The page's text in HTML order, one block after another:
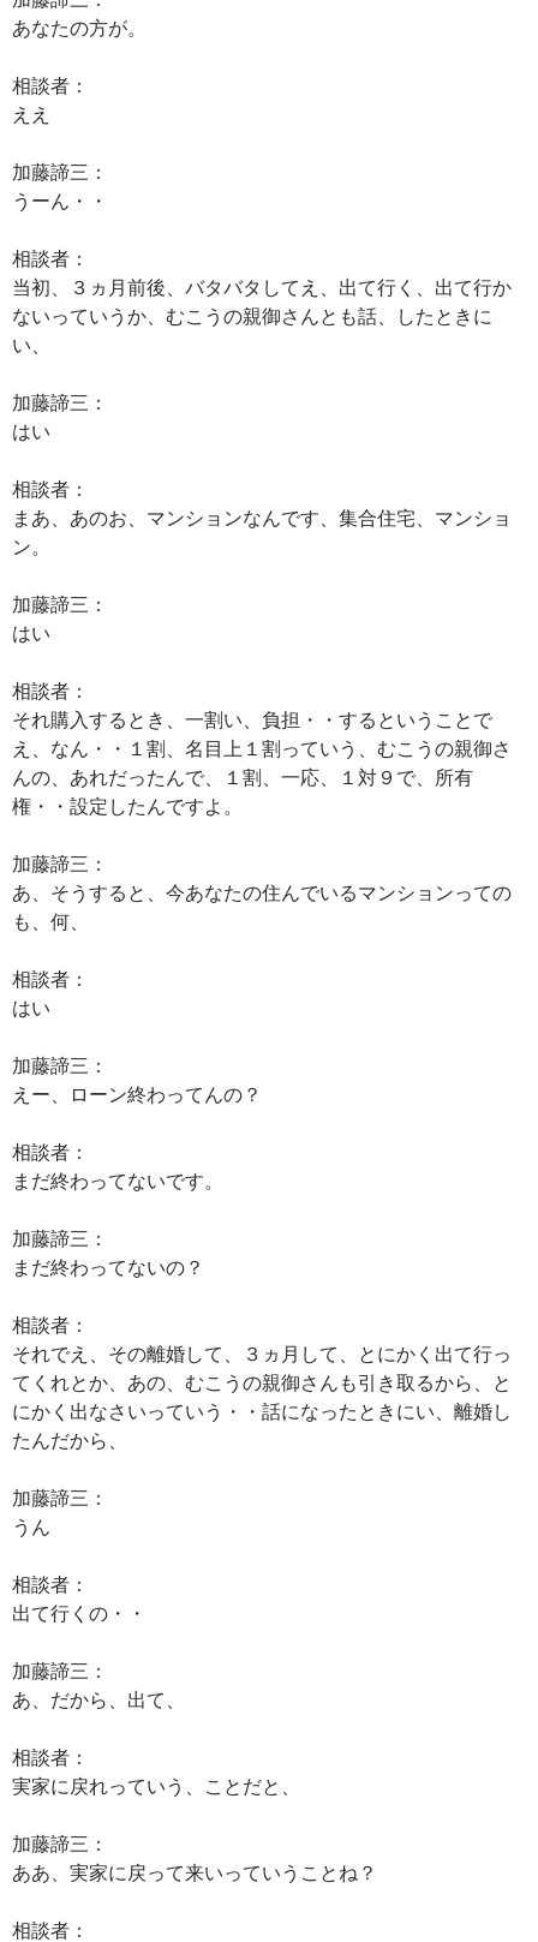
あなたの方が。
相談者：
ええ
加藤諦三：
うーん・・
相談者：
当初、３ヵ月前後、バタバタしてえ、出て行く、出て行か
ないっていうか、むこうの親御さんとも話、したときに
い、
加藤諦三：
はい
相談者：
まあ、あのお、マンションなんです、集合住宅、マンショ
ン。
加藤諦三：
はい
相談者：
それ購入するとき、一割い、負担・・するということで
え、なん・・１割、名目上１割っていう、むこうの親御さ
んの、あれだったんで、１割、一応、１対９で、所有
権・・設定したんですよ。
加藤諦三：
あ、そうすると、今あなたの住んでいるマンションっての
も、何、
相談者：
はい
加藤諦三：
えー、ローン終わってんの？
相談者：
まだ終わってないです。
加藤諦三：
まだ終わってないの？
相談者：
それでえ、その離婚して、３ヵ月して、とにかく出て行っ
てくれとか、あの、むこうの親御さんも引き取るから、と
にかく出なさいっていう・・話になったときにい、離婚し
たんだから、
加藤諦三：
うん
相談者：
出て行くの・・
加藤諦三：
あ、だから、出て、
相談者：
実家に戻れっていう、ことだと、
加藤諦三：
ああ、実家に戻って来いっていうことね？
相談者：